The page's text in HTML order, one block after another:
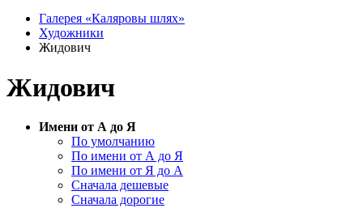
Галерея «Каляровы шлях»
Художники
Жидович
Жидович
Имени от А до Я
По умолчанию
По имени от А до Я
По имени от Я до А
Сначала дешевые
Сначала дорогие